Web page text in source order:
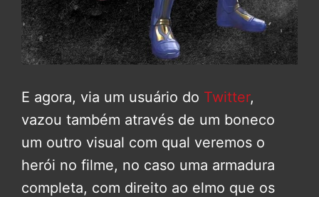
E agora, via um usuário do Twitter,
vazou também através de um boneco
um outro visual com qual veremos o
herói no filme, no caso uma armadura
completa, com direito ao elmo que os